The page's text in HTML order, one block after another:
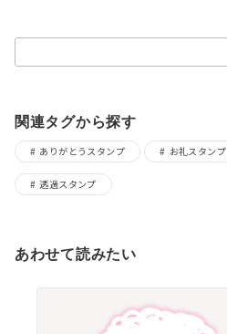
検索
関連タグから探す
ありがとうスタンプ お礼スタンプ
透過スタンプ
あわせて読みたい